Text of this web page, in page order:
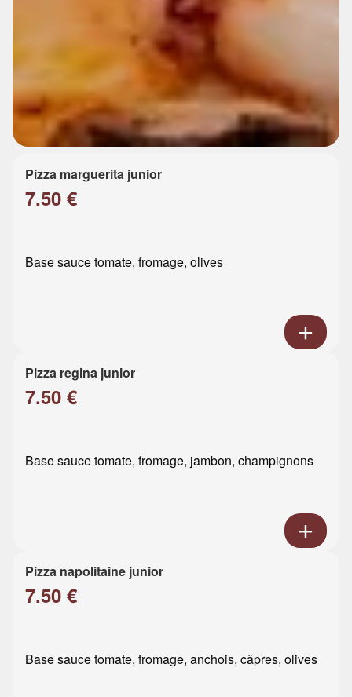
Pizza marguerita junior
7.50 €
Base sauce tomate, fromage, olives
Pizza regina junior
7.50 €
Base sauce tomate, fromage, jambon, champignons
Pizza napolitaine junior
7.50 €
Base sauce tomate, fromage, anchois, câpres, olives